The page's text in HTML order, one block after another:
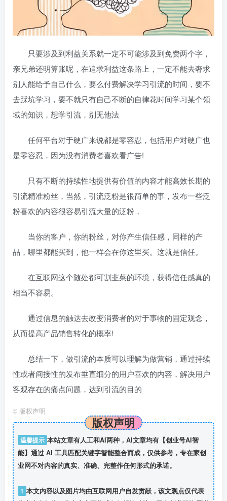
只要涉及到利益关系就一定不可能涉及到免费两个字，
亲兄弟还明算账呢，在追求利益这条路上，一定不能去奢求
别人能给予自己什么，要么付费解决学习引流的时间，要不
去踩坑学习，要不就只有自己不断的自律花时间学习某个领
域的知识，想学引流，别无他法
任何平台对于硬广来说都是零容忍，包括用户对硬广也
是零容忍，因为没有消费者喜欢看广告!
只有不断的持续性地提供有价值的内容才能高效长期的
引流精准粉丝，当然，引流泛粉是很简单的事，发布一些泛
粉喜欢的内容很容易引流大量的泛粉，
当你的客户，你的粉丝，对你产生信任感，同样的产
品，哪里都能买到，他一样会在你这里买。这就是信任。
在互联网这个随处都可割韭菜的环境，获得信任感真的
相当不容易。
通过信息的触达去改变消费者的对于事物的固定观念，
从而提高产品销售转化的概率!
总结一下，做引流的本质可以理解为做营销，通过持续
性或者间接性的发布垂直细分的用户喜欢的内容，解决用户
客观存在的痛点问题，达到引流的目的
© 版权声明
版权声明
温馨提示 本站文章有人工和AI两种，AI文章均有【创业号AI智
能】通过 AI 工具匹配关键字智能整合而成，仅供参考，专在家创
业网不对内容的真实、准确、完整作任何形式的承诺。
1 本文内容以及图片均由互联网用户自发贡献，该文观点仅代表